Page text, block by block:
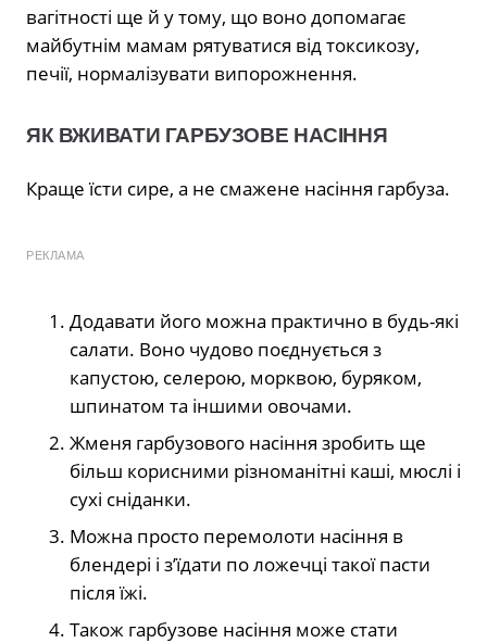
вагітності ще й у тому, що воно допомагає
майбутнім мамам рятуватися від токсикозу,
печії, нормалізувати випорожнення.
ЯК ВЖИВАТИ ГАРБУЗОВЕ НАСІННЯ
Краще їсти сире, а не смажене насіння гарбуза.
РЕКЛАМА
Додавати його можна практично в будь-які
салати. Воно чудово поєднується з
капустою, селерою, морквою, буряком,
шпинатом та іншими овочами.
Жменя гарбузового насіння зробить ще
більш корисними різноманітні каші, мюслі і
сухі сніданки.
Можна просто перемолоти насіння в
блендері і з’їдати по ложечці такої пасти
після їжі.
Також гарбузове насіння може стати